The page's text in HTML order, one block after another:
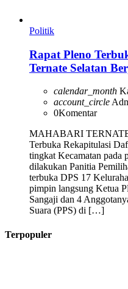
Politik
Rapat Pleno
Ternate Selatan
calendar_month
account_circle
0Komentar
MAHABARI TERNATE
Terbuka Rekapitulasi
tingkat Kecamatan pada
dilakukan Panitia
terbuka DPS 17
pimpin langsung Ketua
Sangaji dan 4
Suara (PPS) di […]
Terpopuler